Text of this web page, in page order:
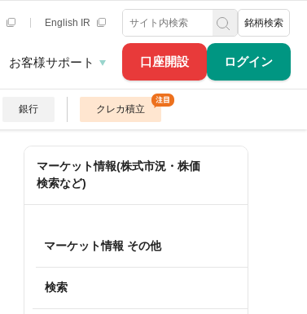
口座開設 ログイン
English IR 銘柄検索
お客様サポート
銀行 クレカ積立
マーケット情報(株式市況・株価
検索など)
マーケット情報 その他
検索